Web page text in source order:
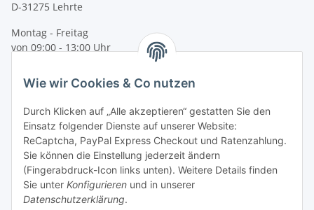
D-31275 Lehrte
Montag - Freitag
von 09:00 - 13:00 Uhr
Tel: +49 (0) 5132 8230689
E-Mail:mail@texcorner.de
Wie wir Cookies & Co nutzen
Durch Klicken auf „Alle akzeptieren“ gestatten Sie den
Einsatz folgender Dienste auf unserer Website:
ReCaptcha, PayPal Express Checkout und Ratenzahlung.
Sie können die Einstellung jederzeit ändern
(Fingerabdruck-Icon links unten). Weitere Details finden
Sie unter Konfigurieren und in unserer
Datenschutzerklärung.